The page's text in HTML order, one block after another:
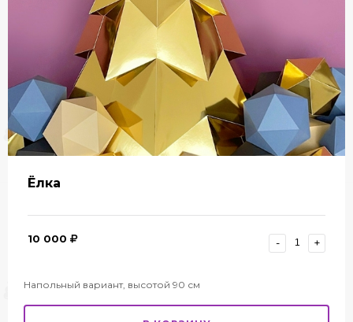
Ёлка
10 000 - +
Напольный вариант, высотой 90 см